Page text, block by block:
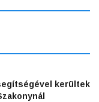
kerültek